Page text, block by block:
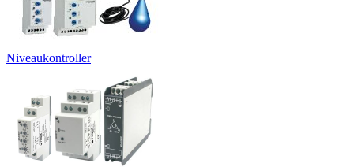
Niveaukontroller